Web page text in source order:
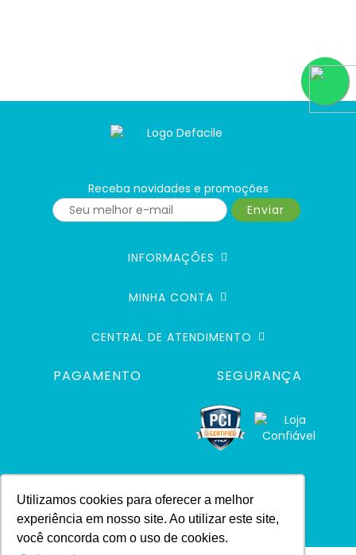
Utilizamos cookies para oferecer a melhor
experiência em nosso site. Ao utilizar este site,
você concorda com o uso de cookies.
Receba novidades e promoções
Enviar
INFORMAÇÕES
MINHA CONTA
CENTRAL DE ATENDIMENTO
PAGAMENTO SEGURANÇA